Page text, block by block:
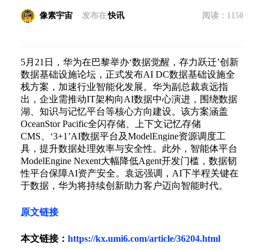
像素宇宙 发布在快讯 阅读： 1150
5月21日，华为在巴黎举办‘数据觉醒，存力跃迁’创新
数据基础设施论坛，正式发布AI DC数据基础设施全
栈方案，加速行业智能化发展。华为副总裁袁远指
出，企业需推动IT架构向AI数据中心演进，围绕数据
湖、知识与记忆平台等核心方向建设。该方案涵盖
OceanStor Pacific全闪存储、上下文记忆存储
CMS、‘3+1’AI数据平台及ModelEngine资源调度工
具，提升数据处理效率与安全性。此外，智能体平台
ModelEngine Nexent大幅降低Agent开发门槛，数据韧
性平台保障AI资产安全。袁远强调，AI下半程关键在
于数据，华为将持续创新助力客户迈向智能时代。
原文链接
本文链接： https://kx.umi6.com/article/36204.html